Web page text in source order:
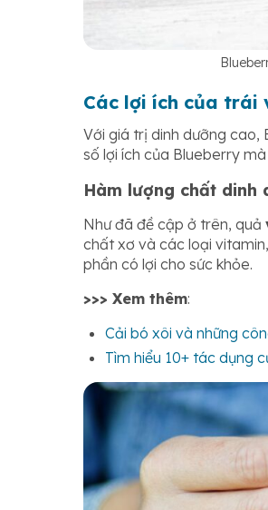
Các lợi ích của trái
Với giá trị dinh dưỡng cao,
số lợi ích của Blueberry
Hàm lượng chất dinh
Như đã đề cập ở trên, quả
chất xơ và các loại
phần có lợi cho sức khỏe.
>>> Xem thêm:
Cải bó xôi và những
Tìm hiểu 10+ tác dụng